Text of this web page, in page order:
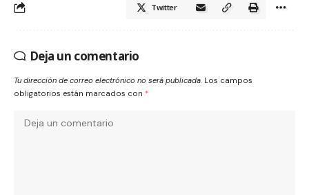
Twitter
Deja un comentario
Tu dirección de correo electrónico no será publicada. Los campos
obligatorios están marcados con *